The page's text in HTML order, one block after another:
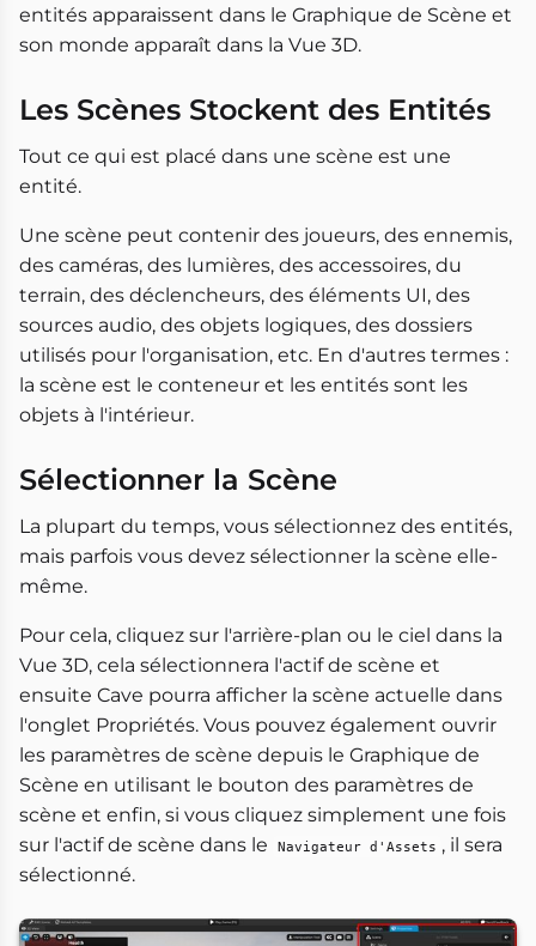
entités apparaissent dans le Graphique de Scène et
son monde apparaît dans la Vue 3D.
Les Scènes Stockent des Entités
Tout ce qui est placé dans une scène est une
entité.
Une scène peut contenir des joueurs, des ennemis,
des caméras, des lumières, des accessoires, du
terrain, des déclencheurs, des éléments UI, des
sources audio, des objets logiques, des dossiers
utilisés pour l'organisation, etc. En d'autres termes :
la scène est le conteneur et les entités sont les
objets à l'intérieur.
Sélectionner la Scène
La plupart du temps, vous sélectionnez des entités,
mais parfois vous devez sélectionner la scène elle-
même.
Pour cela, cliquez sur l'arrière-plan ou le ciel dans la
Vue 3D, cela sélectionnera l'actif de scène et
ensuite Cave pourra afficher la scène actuelle dans
l'onglet Propriétés. Vous pouvez également ouvrir
les paramètres de scène depuis le Graphique de
Scène en utilisant le bouton des paramètres de
scène et enfin, si vous cliquez simplement une fois
sur l'actif de scène dans le
Navigateur d'Assets , il sera
sélectionné.